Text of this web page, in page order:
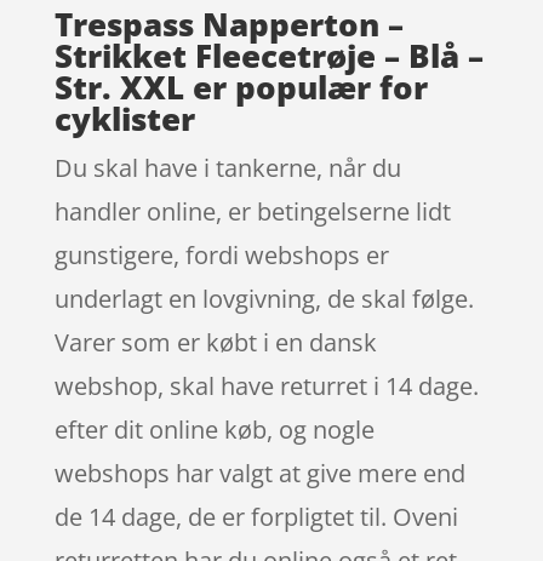
Trespass Napperton –
Strikket Fleecetrøje – Blå –
Str. XXL er populær for
cyklister
Du skal have i tankerne, når du
handler online, er betingelserne lidt
gunstigere, fordi webshops er
underlagt en lovgivning, de skal følge.
Varer som er købt i en dansk
webshop, skal have returret i 14 dage.
efter dit online køb, og nogle
webshops har valgt at give mere end
de 14 dage, de er forpligtet til. Oveni